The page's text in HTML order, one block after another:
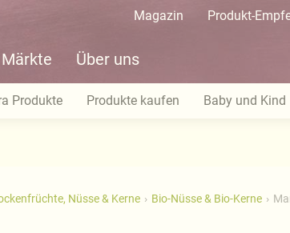
Magazin Produkt-
Märkte Über uns
Produkte Produkte kaufen Baby und Kind
Nüsse & Kerne Bio-Nüsse & Bio-Kerne